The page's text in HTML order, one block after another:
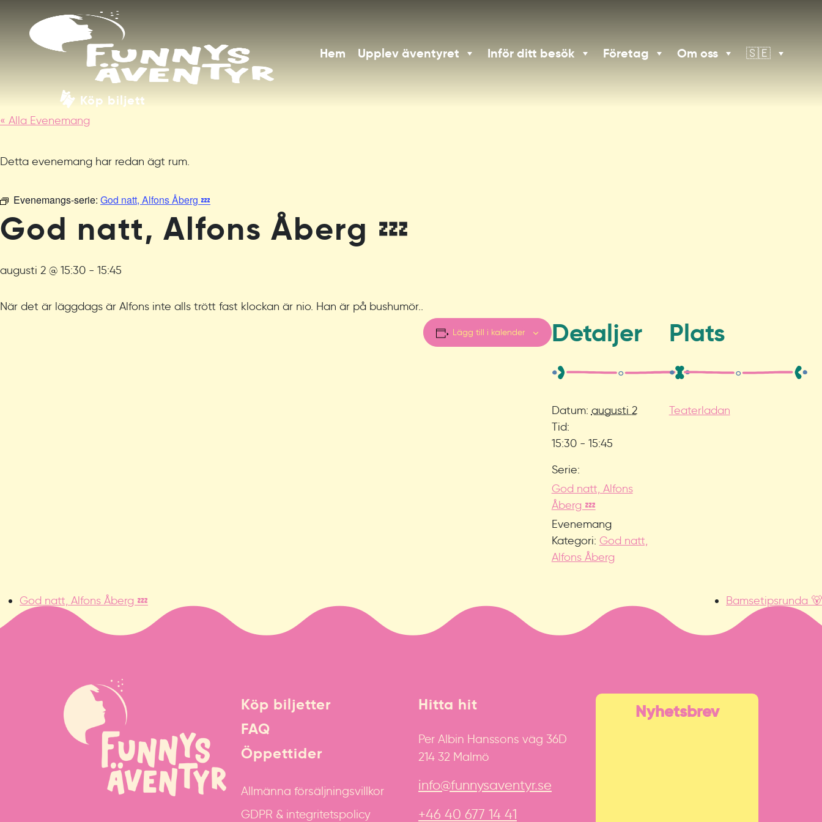
Köp biljett
Hem Upplev äventyret Inför ditt besök Företag Om oss 🇸🇪
« Alla Evenemang
Detta evenemang har redan ägt rum.
Evenemangs-serie: God natt, Alfons Åberg 💤
God natt, Alfons Åberg 💤
augusti 2 @ 15:30 - 15:45
När det är läggdags är Alfons inte alls trött fast klockan är nio. Han är på bushumör..
Lägg till i kalender Detaljer
Datum: augusti 2
Tid:
15:30 - 15:45
Serie:
God natt, Alfons
Åberg 💤
Evenemang
Kategori: God natt,
Alfons Åberg
Plats
Teaterladan
God natt, Alfons Åberg 💤 Bamsetipsrunda 🐻
Köp biljetter
FAQ
Öppettider
Allmänna försäljningsvillkor
GDPR & integritetspolicy
Hitta hit
Per Albin Hanssons väg 36D
214 32 Malmö
info@funnysaventyr.se
+46 40 677 14 41
Nyhetsbrev